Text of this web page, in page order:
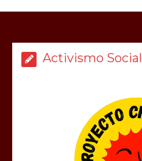
Activismo Social